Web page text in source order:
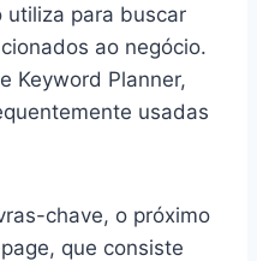
para buscar
ao negócio.
Keyword Planner,
usadas
chave, o próximo
que consiste